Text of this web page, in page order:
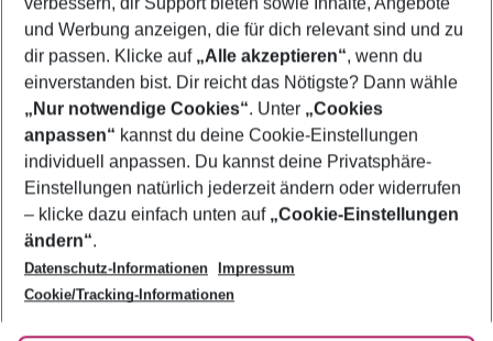
Footer
Footer navigation
Über uns
AGB
Bestpreisgarantie
Cookie-Einstellungen ändern
Cookie-Richtlinie
Agenturbetreuung
Barrierefreies Reisen
Folge uns
und Werbung anzeigen, die für dich relevant sind und zu
dir passen. Klicke auf „Alle akzeptieren“, wenn du
einverstanden bist. Dir reicht das Nötigste? Dann wähle
„Nur notwendige Cookies“. Unter „Cookies
anpassen“ kannst du deine Cookie-Einstellungen
individuell anpassen. Du kannst deine Privatsphäre-
Einstellungen natürlich jederzeit ändern oder widerrufen
– klicke dazu einfach unten auf „Cookie-Einstellungen
ändern“.
Datenschutz-Informationen
Impressum
Cookie/Tracking-Informationen